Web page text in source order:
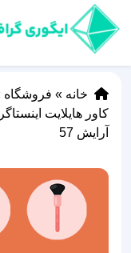
خانه » فروشگاه
کاور هایلایت
آرایش 57